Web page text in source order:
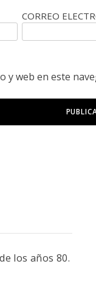
CORREO
y web en este
los años 80.